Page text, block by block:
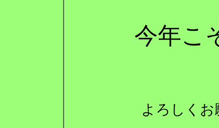
今年こ
よろしくお